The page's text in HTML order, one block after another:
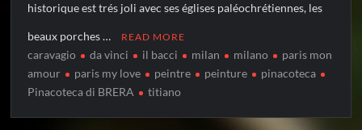
historique est trés joli avec ses églises paléochrétiennes, les
beaux porches … READ MORE
caravagio da vinci il bacci milan milano
paris mon
amour
paris my love peintre peinture
pinacoteca
Pinacoteca di BRERA
titiano